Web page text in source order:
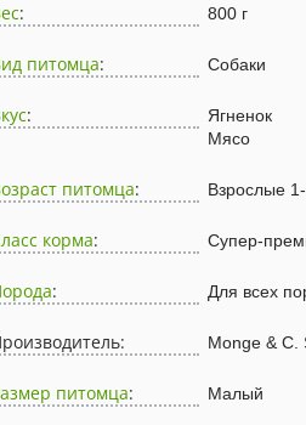
: 800 г
питомца: Собаки
:
Ягненок
Мясо
питомца: Взрослые
корма: Супер-
: Для всех
Monge & C.
питомца: Малый